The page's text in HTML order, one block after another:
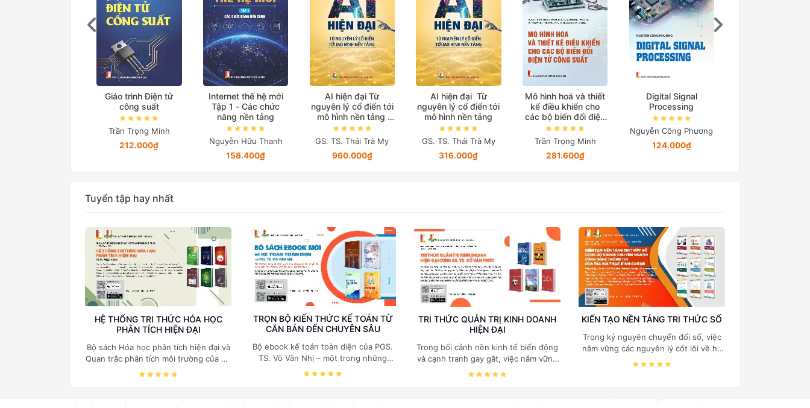
Internet thế hệ mới
Tập 1 - Các chức
năng nền tảng
Nguyễn Hữu Thanh
AI hiện đại Từ
nguyên lý cổ điển tới
mô hình nền tảng
(Bản in màu đặc biệt)
GS. TS. Thái Trà My
960.000₫
AI hiện đại Từ
nguyên lý cổ điển tới
mô hình nền tảng
GS. TS. Thái Trà My
316.000₫
Mô hình hoá và thiết
kế điều khiển cho
các bộ biến đổi điện
tử công suất
Trần Trọng Minh
281.600₫
Digital Signal
Processing
Nguyễn Công Phương
124.000₫
Cơ sở truyền động
điện
Nguyễn Quang Địch
194.650₫
Tuyển tập hay nhất
HỆ THỐNG TRI THỨC HÓA HỌC
PHÂN TÍCH HIỆN ĐẠI
Bộ sách Hóa học phân tích hiện đại và
Quan trắc phân tích môi trường của Cố
Giáo sư, Tiến sĩ Phạm Luận là một
TRỌN BỘ KIẾN THỨC KẾ TOÁN TỪ
CĂN BẢN ĐẾN CHUYÊN SÂU
Bộ ebook kế toán toàn diện của PGS.
TS. Võ Văn Nhị – một trong những
chuyên gia hàng đầu, giàu kinh
TRI THỨC QUẢN TRỊ KINH DOANH
HIỆN ĐẠI
Trong bối cảnh nền kinh tế biến động
và cạnh tranh gay gắt, việc nắm vững
các quy luật kinh tế và kỹ năng quản
KIẾN TẠO NỀN TẢNG TRI THỨC SỐ
Trong kỷ nguyên chuyển đổi số, việc
nắm vững các nguyên lý cốt lõi về hệ
thống thông tin, cấu trúc dữ liệu, cơ